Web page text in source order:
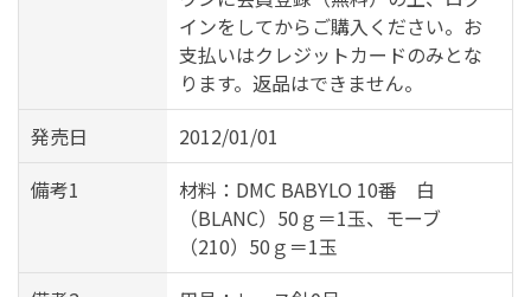
インをしてからご購入ください。お
支払いはクレジットカードのみとな
ります。返品はできません。
発売日
2012/01/01
備考1
材料：DMC BABYLO 10番 白
（BLANC）50ｇ＝1玉、モーブ
（210）50ｇ＝1玉